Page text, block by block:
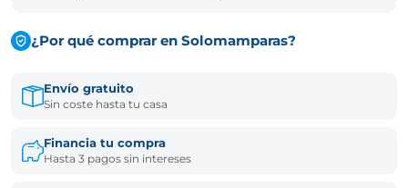
¿Por qué comprar en Solomamparas?
Envío gratuito
Sin coste hasta tu casa
Financia tu compra
Hasta 3 pagos sin intereses